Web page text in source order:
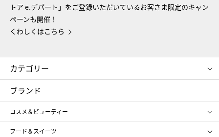
トア e.デパート」をご登録いただいているお客さま限定のキャン
ペーンも開催！
くわしくはこちら
カテゴリー
コスメ＆ビューティー
ギフト
レディース
メンズ
スポーツ・アウトドア
ブランド
コスメ＆ビューティー
SHISEIDO
フード＆スイーツ